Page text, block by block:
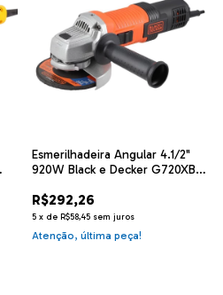
Esmerilhadeira Angular 4.1/2"
920W Black e Decker G720XB2
R$292,26
5 x de R$58,45 sem juros
Atenção, última peça!